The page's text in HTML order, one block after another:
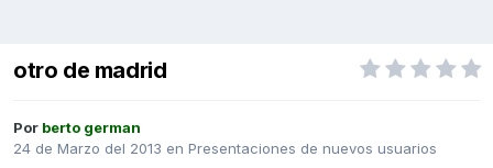
otro de madrid
Por berto german
24 de Marzo del 2013 en Presentaciones de nuevos usuarios